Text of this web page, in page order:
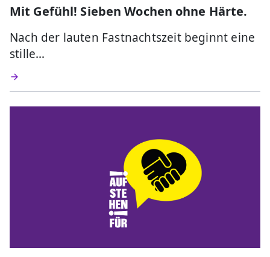
Mit Gefühl! Sieben Wochen ohne Härte.
Nach der lauten Fastnachtszeit beginnt eine
stille…